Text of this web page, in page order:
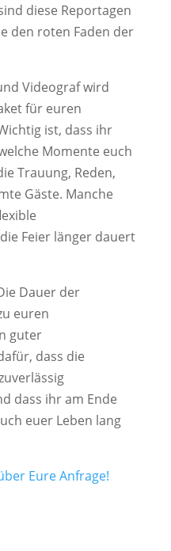
diese Reportagen
den roten Faden der
Videograf wird
für euren
ist, dass ihr
Momente euch
Trauung, Reden,
Gäste. Manche
Feier länger dauert
Dauer der
euren
guter
dass die
dass ihr am Ende
euer Leben lang
Eure Anfrage!